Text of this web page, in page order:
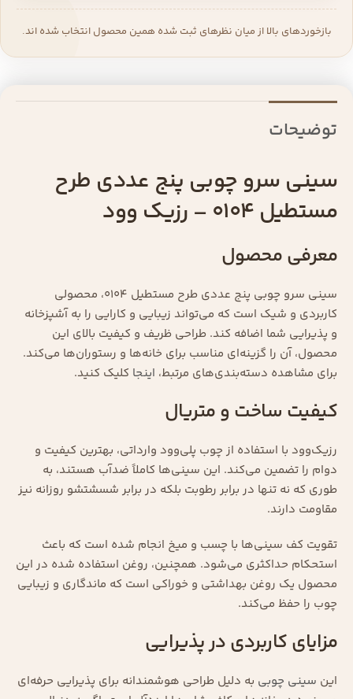
بازخوردهای بالا از میان نظرهای ثبت شده همین محصول انتخاب شده اند.
توضیحات
سینی سرو چوبی پنج عددی طرح
مستطیل 0104 – رزیک وود
معرفی محصول
سینی سرو چوبی پنج عددی طرح مستطیل 0104، محصولی
کاربردی و شیک است که می‌تواند زیبایی و کارایی را به آشپزخانه
و پذیرایی شما اضافه کند. طراحی ظریف و کیفیت بالای این
محصول، آن را گزینه‌ای مناسب برای خانه‌ها و رستوران‌ها می‌کند.
برای مشاهده دسته‌بندی‌های مرتبط، اینجا کلیک کنید.
کیفیت ساخت و متریال
رزیک‌وود با استفاده از چوب پلی‌وود وارداتی، بهترین کیفیت و
دوام را تضمین می‌کند. این سینی‌ها کاملاً ضدآب هستند، به
طوری که نه تنها در برابر رطوبت بلکه در برابر شسشتشو روزانه نیز
مقاومت دارند.
تقویت کف سینی‌ها با چسب و میخ انجام شده است که باعث
استحکام حداکثری می‌شود. همچنین، روغن استفاده شده در این
محصول یک روغن بهداشتی و خوراکی است که ماندگاری و زیبایی
چوب را حفظ می‌کند.
مزایای کاربردی در پذیرایی
این سینی چوبی به دلیل طراحی هوشمندانه برای پذیرایی حرفه‌ای